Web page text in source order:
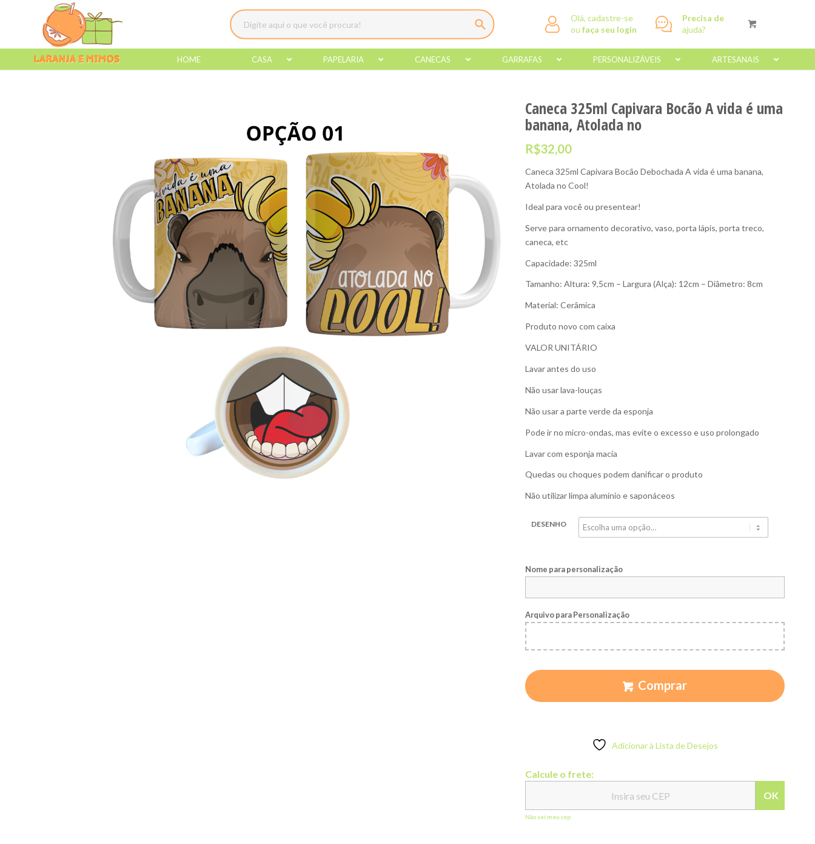
Olá, cadastre-se
oufaça seu login
Precisa de
ajuda?
HOME CASA PAPELARIA CANECAS GARRAFAS PERSONALIZÁVEIS ARTESANAIS
Caneca 325ml Capivara Bocão A vida é uma
banana, Atolada no
R$32,00
Caneca 325ml Capivara Bocão Debochada A vida é uma banana,
Atolada no Cool!
Ideal para você ou presentear!
Serve para ornamento decorativo, vaso, porta lápis, porta treco,
caneca, etc
Capacidade: 325ml
Tamanho: Altura: 9,5cm – Largura (Alça): 12cm – Diâmetro: 8cm
Material: Cerâmica
Produto novo com caixa
VALOR UNITÁRIO
Lavar antes do uso
Não usar lava-louças
Não usar a parte verde da esponja
Pode ir no micro-ondas, mas evite o excesso e uso prolongado
Lavar com esponja macia
Quedas ou choques podem danificar o produto
Não utilizar limpa alumínio e saponáceos
DESENHO
Nome para personalização
Arquivo para Personalização
Comprar
Adicionar à Lista de Desejos
Calcule o frete:
OK
Não sei meu cep